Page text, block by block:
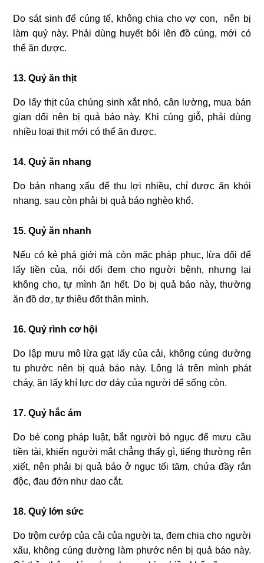
Do sát sinh để cúng tế, không chia cho vợ con, nên bị
làm quỷ này. Phải dùng huyết bôi lên đồ cúng, mới có
thể ăn được.
13. Quỷ ăn thịt
Do lấy thịt của chúng sinh xắt nhỏ, cân lường, mua bán
gian dối nên bị quả báo này. Khi cúng giỗ, phải dùng
nhiều loại thịt mới có thể ăn được.
14. Quỷ ăn nhang
Do bán nhang xấu để thu lợi nhiều, chỉ được ăn khói
nhang, sau còn phải bị quả báo nghèo khổ.
15. Quỷ ăn nhanh
Nếu có kẻ phá giới mà còn mặc pháp phục, lừa dối để
lấy tiền của, nói dối đem cho người bệnh, nhưng lại
không cho, tự mình ăn hết. Do bị quả báo này, thường
ăn đồ dơ, tự thiêu đốt thân mình.
16. Quỷ rình cơ hội
Do lập mưu mô lừa gạt lấy của cải, không cúng dường
tu phước nên bị quả báo này. Lông lá trên mình phát
cháy, ăn lấy khí lực dơ dáy của người để sống còn.
17. Quỷ hắc ám
Do bẻ cong pháp luật, bắt người bỏ ngục để mưu cầu
tiền tài, khiến người mắt chẳng thấy gì, tiếng thường rên
xiết, nên phải bị quả báo ở ngục tối tăm, chứa đầy rắn
độc, đau đớn như dao cắt.
18. Quỷ lớn sức
Do trộm cướp của cải của người ta, đem chia cho người
xấu, không cúng dường làm phước nên bị quả báo này.